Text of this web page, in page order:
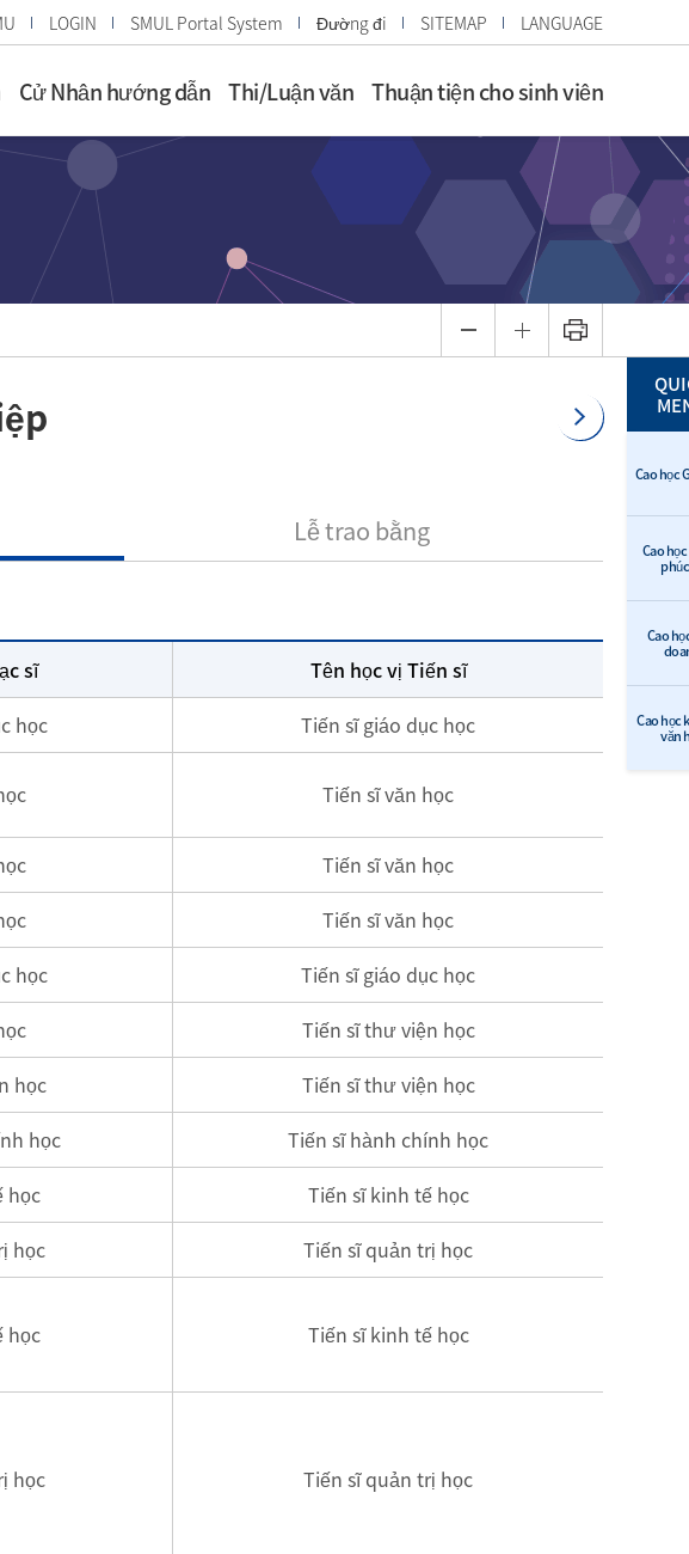
LOGIN SMUL Portal System Đường đi SITEMAP LANGUAGE
Cử Nhân hướng dẫn Thi/Luận văn Thuận tiện cho sinh viên
Cao học
Cao
Cao
Cao học
văn
Lễ trao bằng
sĩ Tên học vị Tiến sĩ
học
Tiến sĩ giáo dục học
Tiến sĩ văn học
Tiến sĩ văn học
Tiến sĩ văn học
học
Tiến sĩ giáo dục học
Tiến sĩ thư viện học
học
Tiến sĩ thư viện học
học
Tiến sĩ hành chính học
học
Tiến sĩ kinh tế học
học Tiến sĩ quản trị học
học Tiến sĩ kinh tế học
học Tiến sĩ quản trị học